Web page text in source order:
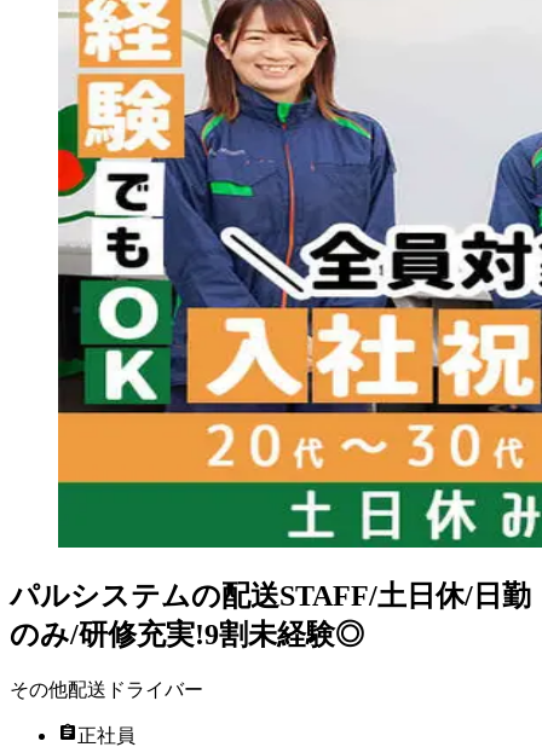
パルシステムの配送STAFF/土日休/日勤
のみ/研修充実!9割未経験◎
その他配送ドライバー
正社員